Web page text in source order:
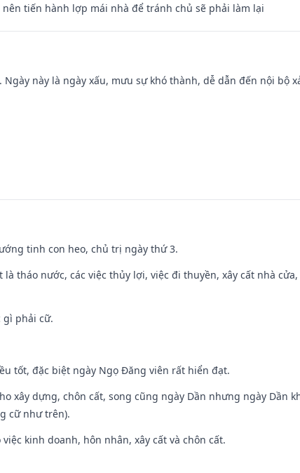
tiến hành lợp mái nhà để tránh chủ sẽ phải làm lại
này là ngày xấu, mưu sự khó thành, dễ dẫn đến nội bộ
tinh con heo, chủ trị ngày thứ 3.
tháo nước, các việc thủy lợi, việc đi thuyền, xây cất nhà
gì phải cữ.
tốt, đặc biệt ngày Ngọ Đăng viên rất hiển đạt.
xây dựng, chôn cất, song cũng ngày Dần nhưng ngày Dần
cữ như trên).
kinh doanh, hôn nhân, xây cất và chôn cất.